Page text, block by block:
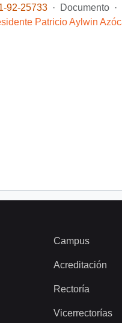
92-25733
· Documento ·
Patricio Aylwin
Campus
Acreditación
Rectoría
Vicerrectorías